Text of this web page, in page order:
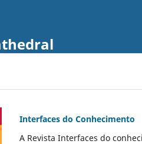
Interfaces do Conhecimento
A Revista Interfaces do